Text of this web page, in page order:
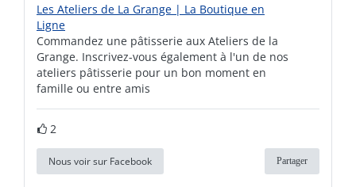
Les Ateliers de La Grange | La Boutique en
Ligne
Commandez une pâtisserie aux Ateliers de la
Grange. Inscrivez-vous également à l'un de nos
ateliers pâtisserie pour un bon moment en
famille ou entre amis
2
Nous voir sur Facebook Partager